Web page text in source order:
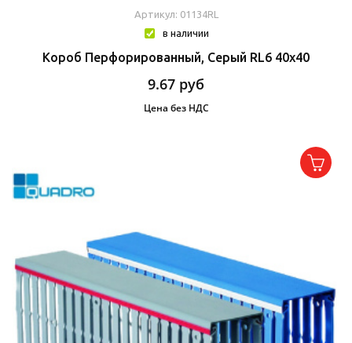
Артикул: 01134RL
в наличии
Короб Перфорированный, Серый RL6 40x40
9.67 руб
Цена без НДС